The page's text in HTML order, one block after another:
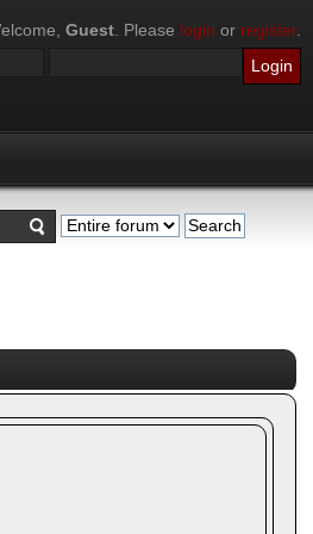
Guest . Please login or register.